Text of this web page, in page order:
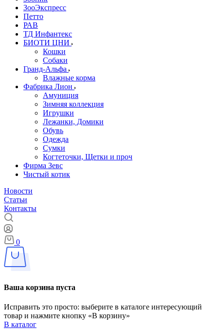
ЗооЭкспресс
Петто
РАВ
ТД Инфантекс
БИОТИ ЦНИ
Кошки
Собаки
Гранд-Альфа
Влажные корма
Фабрика Лион
Амуниция
Зимняя коллекция
Игрушки
Лежанки, Домики
Обувь
Одежда
Сумки
Когтеточки, Щетки и проч
Фирма Зевс
Чистый котик
Новости
Статьи
Контакты
0
Ваша корзина пуста
Исправить это просто: выберите в каталоге интересующий
товар и нажмите кнопку «В корзину»
В каталог